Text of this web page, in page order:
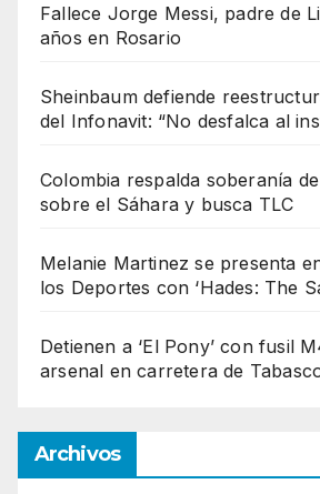
Fallece Jorge Messi, padre de
años en Rosario
Sheinbaum defiende
del Infonavit: “No desfalca al
Colombia respalda soberanía
sobre el Sáhara y busca TLC
Melanie Martinez se presenta
los Deportes con ‘Hades: The
Detienen a ‘El Pony’ con fusil
arsenal en carretera de
Archivos